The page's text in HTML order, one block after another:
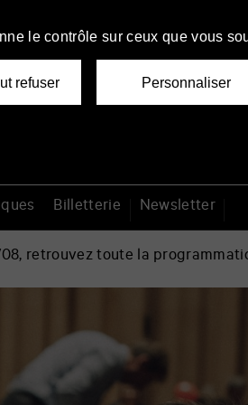
Billetterie Newsletter
retrouvez toute la
le contrôle sur ceux que vous
refuser Personnaliser